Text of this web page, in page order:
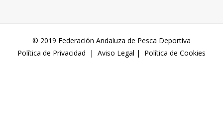
© 2019 Federación Andaluza de Pesca Deportiva
Política de Privacidad
| Aviso Legal | Política de Cookies